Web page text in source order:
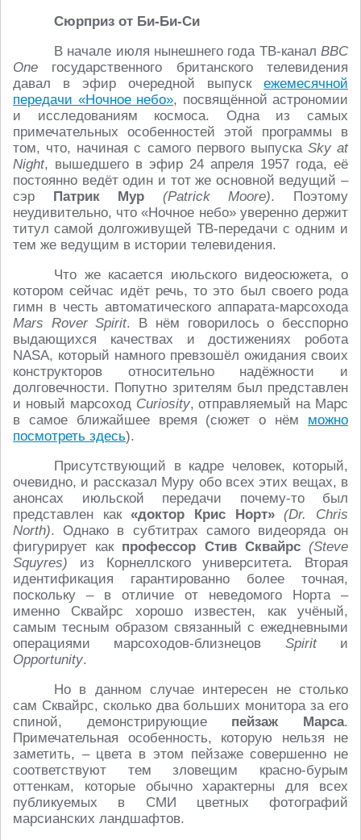
Сюрприз от Би-Би-Си
В начале июля нынешнего года ТВ-канал BBC
One государственного британского телевидения
давал в эфир очередной выпуск ежемесячной
передачи «Ночное небо», посвящённой астрономии
и исследованиям космоса. Одна из самых
примечательных особенностей этой программы в
том, что, начиная с самого первого выпуска Sky at
Night, вышедшего в эфир 24 апреля 1957 года, её
постоянно ведёт один и тот же основной ведущий –
сэр Патрик Мур (Patrick Moore). Поэтому
неудивительно, что «Ночное небо» уверенно держит
титул самой долгоживущей ТВ-передачи с одним и
тем же ведущим в истории телевидения.
Что же касается июльского видеосюжета, о
котором сейчас идёт речь, то это был своего рода
гимн в честь автоматического аппарата-марсохода
Mars Rover Spirit. В нём говорилось о бесспорно
выдающихся качествах и достижениях робота
NASA, который намного превзошёл ожидания своих
конструкторов относительно надёжности и
долговечности. Попутно зрителям был представлен
и новый марсоход Curiosity, отправляемый на Марс
в самое ближайшее время (сюжет о нём можно
посмотреть здесь).
Присутствующий в кадре человек, который,
очевидно, и рассказал Муру обо всех этих вещах, в
анонсах июльской передачи почему-то был
представлен как«доктор Крис Норт»
(Dr. Chris
North). Однако в субтитрах самого видеоряда он
фигурирует как профессор Стив Сквайрс (Steve
Squyres) из Корнеллского университета. Вторая
идентификация гарантированно более точная,
поскольку – в отличие от неведомого Норта –
именно Сквайрс хорошо известен, как учёный,
самым тесным образом связанный с ежедневными
операциями марсоходов-близнецов Spiritи
Opportunity.
Но в данном случае интересен не столько
сам Сквайрс, сколько два больших монитора за его
спиной, демонстрирующие пейзаж Марса.
Примечательная особенность, которую нельзя не
заметить, – цвета в этом пейзаже совершенно не
соответствуют тем зловещим красно-бурым
оттенкам, которые обычно характерны для всех
публикуемых в СМИ цветных фотографий
марсианских ландшафтов.